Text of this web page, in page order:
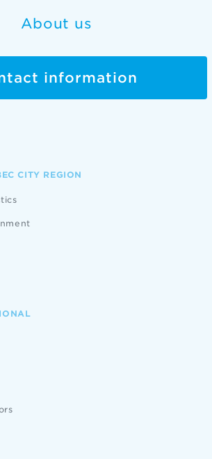
About us
information
CITY REGION